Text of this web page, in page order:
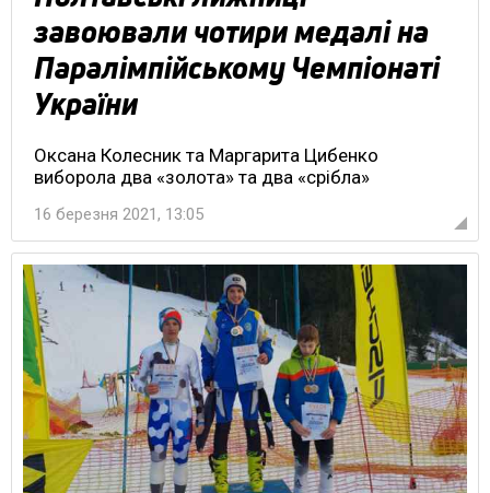
завоювали чотири медалі на
Паралімпійському Чемпіонаті
України
Оксана Колесник та Маргарита Цибенко
виборола два «золота» та два «срібла»
16 березня 2021, 13:05